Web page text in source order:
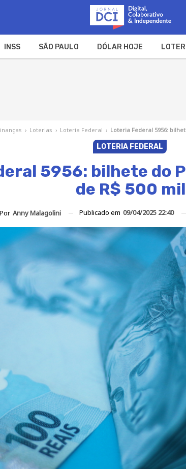
INSS SÃO PAULO DÓLAR HOJE
› Loterias › Loteria Federal › Loteria Federal 5956:
LOTERIA FEDERAL
5956: bilhete do
de R$ 500 mil
Anny Malagolini Publicado em 09/04/2025 22:40